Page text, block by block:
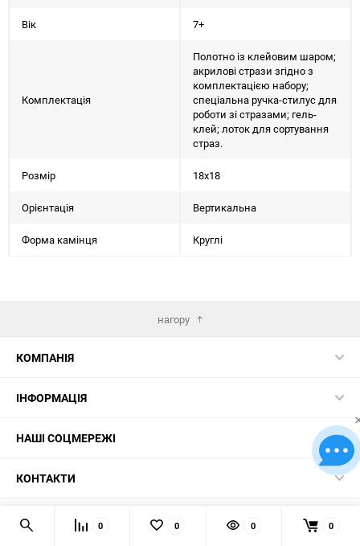
Вік 7+
Комплектація
Полотно із клейовим шаром;
акрилові стрази згідно з
комплектацією набору;
спеціальна ручка-стилус для
роботи зі стразами; гель-
клей; лоток для сортування
страз.
Розмір 18х18
Орієнтація Вертикальна
Форма камінця Круглі
нагору
КОМПАНІЯ
ІНФОРМАЦІЯ
НАШІ СОЦМЕРЕЖІ
КОНТАКТИ
© 2026 Картини за номерами – найкращий вибір в Україні!
0 0 0 0